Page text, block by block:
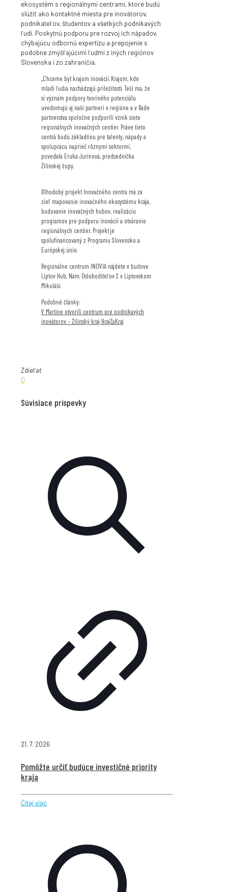
ekosystém s regionálnymi centrami, ktoré budú
slúžiť ako kontaktné miesta pre inovátorov,
podnikateľov, študentov a všetkých podnikavých
ľudí. Poskytnú podporu pre rozvoj ich nápadov,
chýbajúcu odbornú expertízu a prepojenie s
podobne zmýšľajúcimi ľuďmi z iných regiónov
Slovenska i zo zahraničia.
„Chceme byť krajom inovácií. Krajom, kde
mladí ľudia nachádzajú príležitosti. Teší ma, že
si význam podpory tvorivého potenciálu
uvedomujú aj naši partneri v regióne a v Rade
partnerstva spoločne podporili vznik siete
regionálnych inovačných centier. Práve tieto
centrá budú základňou pre talenty, nápady a
spoluprácu naprieč rôznymi sektormi,
povedala Eruka Jurinová, predsedníčka
Žilinskej župy.
Dlhodobý projekt Inovačného centra má za
cieľ mapovanie inovačného ekosystému kraja,
budovanie inovačných hubov, realizáciu
programov pre podporu inovácií a otváranie
regionálnych centier. Projekt je
spolufinancovaný z Programu Slovensko a
Európskej únie.
Regionálne centrum INOVIA nájdete v budove
Liptov Hub, Nám. Osloboditeľov 2 v Liptovskom
Mikuláši.
Podobné články:
V Martine otvorili centrum pre podnikavých
inovátorov – Žilinský kraj HrajZaKraj
Zdieľať
0
Súvisiace príspevky
21. 7. 2026
Pomôžte určiť budúce investičné priority
kraja
Čítaj viac